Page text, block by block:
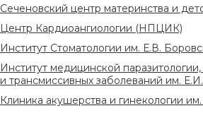
Сеченовский центр материнства и
Центр Кардиоангиологии (НПЦИК)
Институт Стоматологии им. Е.В.
Институт медицинской
и трансмиссивных заболеваний им.
Клиника акушерства и гинекологии